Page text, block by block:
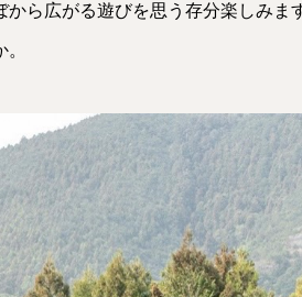
ら広がる遊びを思う存分楽しみま